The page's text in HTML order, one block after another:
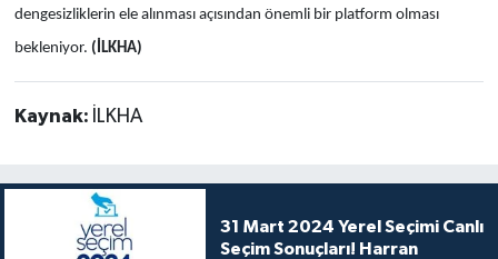
dengesizliklerin ele alınması açısından önemli bir platform olması
bekleniyor. (İLKHA)
Kaynak: İLKHA
31 Mart 2024 Yerel Seçimi Canlı
Seçim Sonuçları! Harran